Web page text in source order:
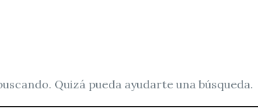
Quizá pueda ayudarte una búsqueda.